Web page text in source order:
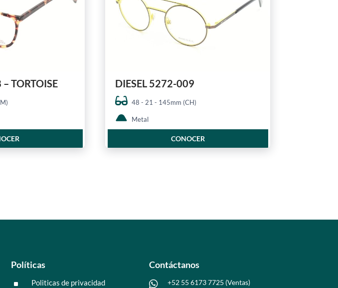
TORTOISE DIESEL 5272-009
48 - 21 - 145mm (CH)
Metal
CONOCER
Políticas
^ Politicas de privacidad
Contáctanos
 +52 55 6173 7725 (Ventas)